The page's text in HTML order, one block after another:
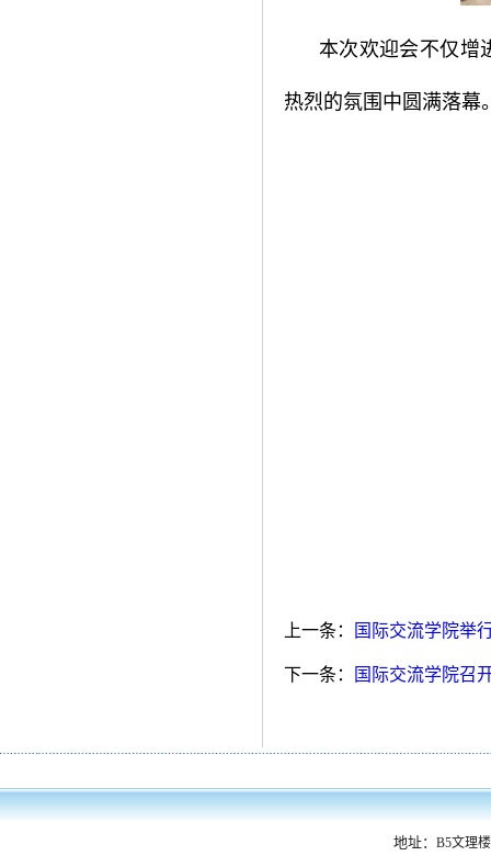
本次欢迎会不仅增
热烈的氛围中圆满落幕
上一条： 国际交流学院举
下一条： 国际交流学院召
地址： B5文理